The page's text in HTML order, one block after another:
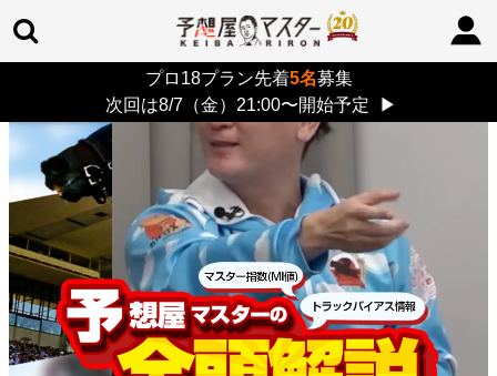
プロ18プラン先着5名募集
次回は8/7（金）21:00〜開始予定
▶
> 26/8/9 (日)